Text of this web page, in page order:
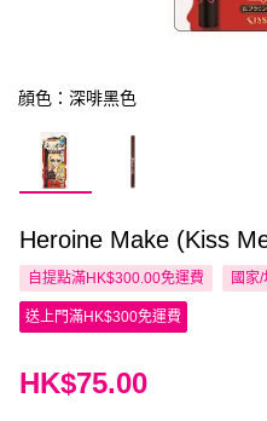
顔色：深啡黑色
Heroine Make (Kiss
自提點滿HK$300.00免運費 國家
送上門滿HK$300免運費
HK$75.00